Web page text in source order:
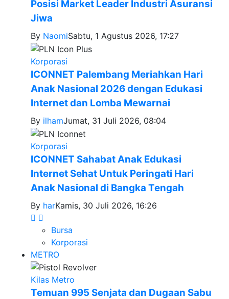
Posisi Market Leader Industri Asuransi
Jiwa
By NaomiSabtu, 1 Agustus 2026, 17:27
Korporasi
ICONNET Palembang Meriahkan Hari
Anak Nasional 2026 dengan Edukasi
Internet dan Lomba Mewarnai
By ilhamJumat, 31 Juli 2026, 08:04
Korporasi
ICONNET Sahabat Anak Edukasi
Internet Sehat Untuk Peringati Hari
Anak Nasional di Bangka Tengah
By harKamis, 30 Juli 2026, 16:26
Bursa
Korporasi
METRO
Kilas Metro
Temuan 995 Senjata dan Dugaan Sabu